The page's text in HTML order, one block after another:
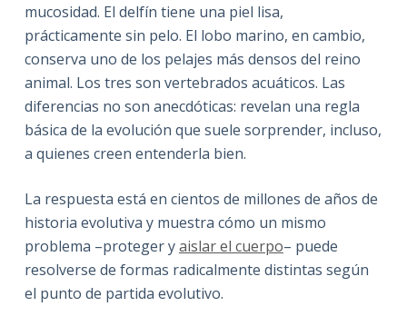
o
mucosidad. El delfín tiene una piel lisa,
prácticamente sin pelo. El lobo marino, en cambio,
conserva uno de los pelajes más densos del reino
animal. Los tres son vertebrados acuáticos. Las
diferencias no son anecdóticas: revelan una regla
básica de la evolución que suele sorprender, incluso,
a quienes creen entenderla bien.
La respuesta está en cientos de millones de años de
historia evolutiva y muestra cómo un mismo
problema –proteger yaislar el cuerpo– puede
resolverse de formas radicalmente distintas según
el punto de partida evolutivo.